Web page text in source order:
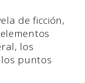
de ficción,
los
puntos